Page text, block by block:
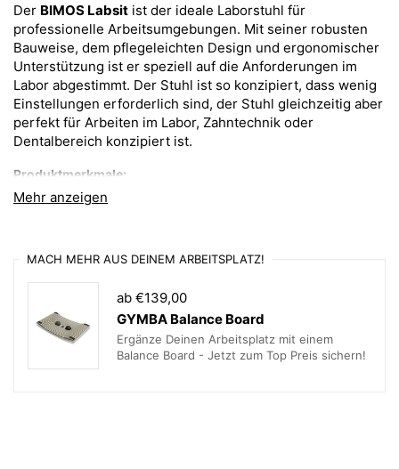
Mehr anzeigen
Der BIMOS Labsit ist der ideale Laborstuhl für
professionelle Arbeitsumgebungen. Mit seiner robusten
Bauweise, dem pflegeleichten Design und ergonomischer
Unterstützung ist er speziell auf die Anforderungen im
Labor abgestimmt. Der Stuhl ist so konzipiert, dass wenig
Einstellungen erforderlich sind, der Stuhl gleichzeitig aber
perfekt für Arbeiten im Labor, Zahntechnik oder
Dentalbereich konzipiert ist.
Produktmerkmale:
Sitzhöhe:
Fußkreuz:Aluminium poliert oder schwarz
Blau, Anthrazit, Weiß, Grün
Hygienisch & pflegeleicht – ideal für den Einsatz im
Labor
Made in Germany
MACH MEHR AUS DEINEM ARBEITSPLATZ!
ab €139,00
GYMBA Balance Board
Ergänze Deinen Arbeitsplatz mit einem
Balance Board - Jetzt zum Top Preis sichern!